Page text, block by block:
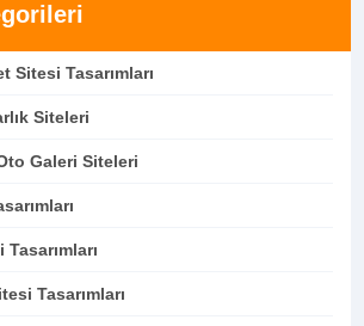
Sitesi Tasarımları
Siteleri
Galeri Siteleri
Tasarımları